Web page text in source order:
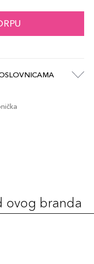
ovog branda